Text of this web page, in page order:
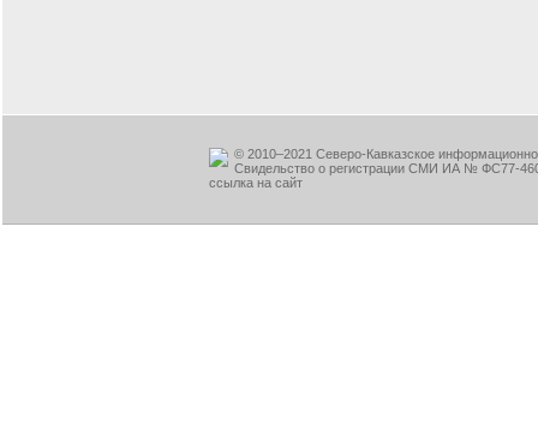
© 2010–2021 Северо-Кавказское
Свидельство о регистрации СМИ ИА № ФС77-
ссылка на сайт